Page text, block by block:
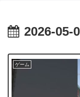
2026-05-
ゲーム